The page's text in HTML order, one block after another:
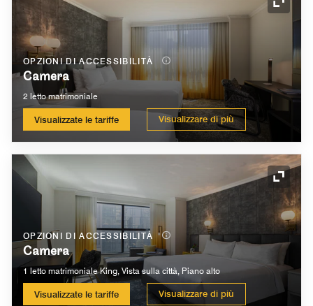
Icona
OPZIONI DI ACCESSIBILITÀ
Camera
2 letto matrimoniale
Visualizzate le tariffe Visualizzare di più
Icona
OPZIONI DI ACCESSIBILITÀ
Camera
1 letto matrimoniale King, Vista sulla città, Piano alto
Visualizzate le tariffe Visualizzare di più